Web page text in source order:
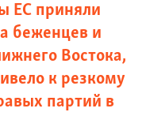
ЕС приняли
беженцев и
Востока,
к резкому
партий в